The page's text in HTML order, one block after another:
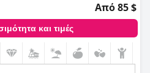
Από 85 $
και τιμές